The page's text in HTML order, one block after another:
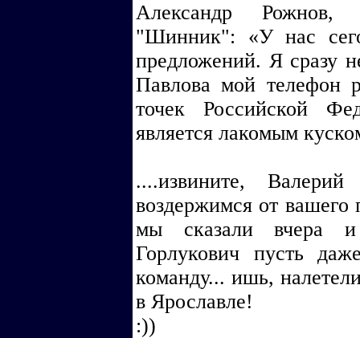
Александр Рожнов,
"Шинник": «У нас
предложений. Я сразу
Павлова мой телефон
точек Российской
является лакомым
....извините,
воздержимся от
мы сказали вчера
Горлукович пусть
команду... ишь,
в Ярославле!
:))